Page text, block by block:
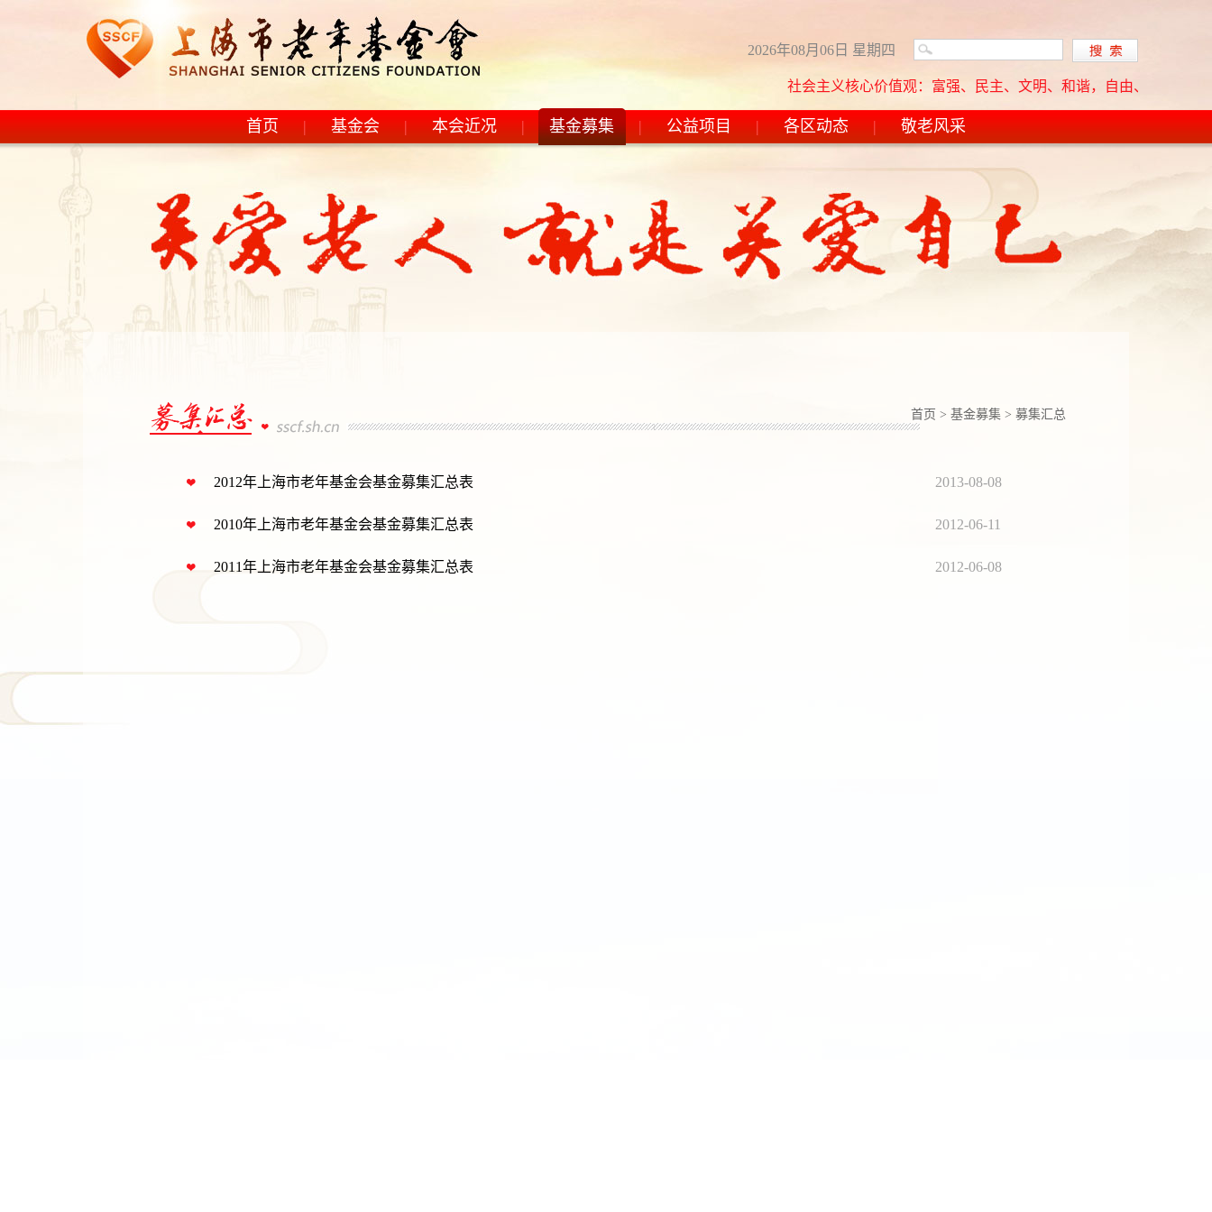
2026年08月06日 星期四
社会主义核心价值观：富强、民主、文明、和谐，自由、平等、公正
首页 | 基金会 | 本会近况 | 基金募集 | 公益项目 | 各区动态 | 敬老风采
首页 > 基金募集 > 募集汇总
2012年上海市老年基金会基金募集汇总表 2013-08-08
2010年上海市老年基金会基金募集汇总表 2012-06-11
2011年上海市老年基金会基金募集汇总表 2012-06-08